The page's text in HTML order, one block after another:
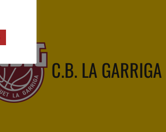
C.B. LA GARRIGA